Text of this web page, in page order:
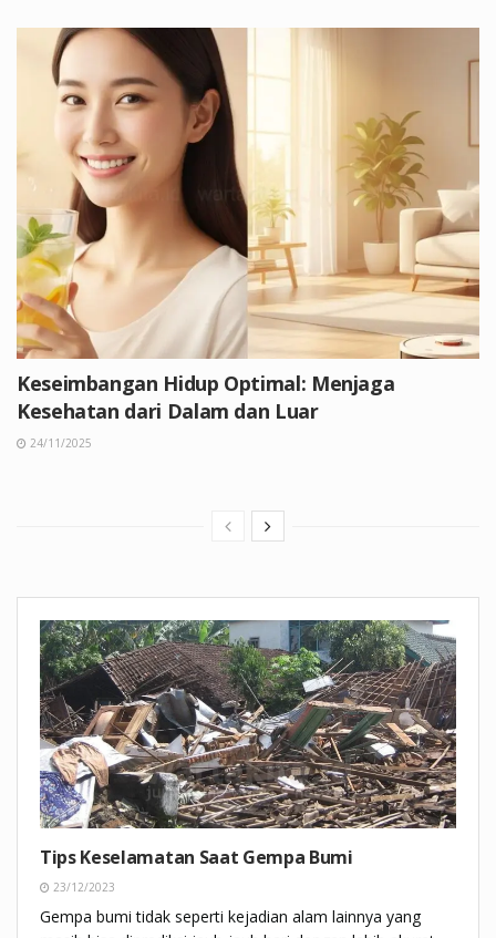
Keseimbangan Hidup Optimal: Menjaga
Kesehatan dari Dalam dan Luar
24/11/2025
Tips Keselamatan Saat Gempa Bumi
23/12/2023
Gempa bumi tidak seperti kejadian alam lainnya yang